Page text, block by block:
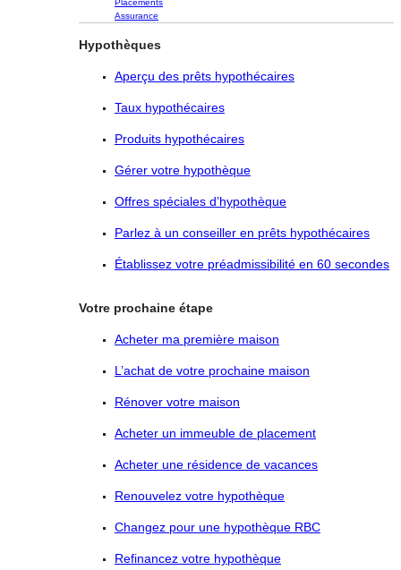
Placements
Assurance
Hypothèques
Aperçu des prêts hypothécaires
Taux hypothécaires
Produits hypothécaires
Gérer votre hypothèque
Offres spéciales d’hypothèque
Parlez à un conseiller en prêts hypothécaires
Établissez votre préadmissibilité en 60 secondes
Votre prochaine étape
Acheter ma première maison
L’achat de votre prochaine maison
Rénover votre maison
Acheter un immeuble de placement
Acheter une résidence de vacances
Renouvelez votre hypothèque
Changez pour une hypothèque RBC
Refinancez votre hypothèque